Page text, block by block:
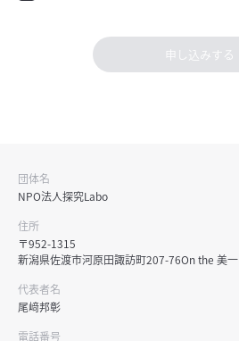
申し込みする
団体名
NPO法人探究Labo
住所
〒952-1315
新潟県佐渡市河原田諏訪町207-76On the 美一
代表者名
尾﨑邦彰
電話番号